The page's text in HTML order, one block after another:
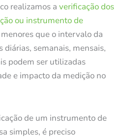
realizamos a verificação dos
ou instrumento de
que o intervalo da
semanais, mensais,
podem ser utilizadas
e impacto da medição no
de um instrumento de
simples, é preciso